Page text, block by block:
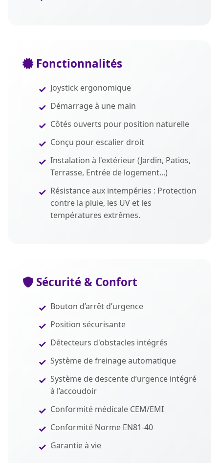
Fonctionnalités
Joystick ergonomique
Démarrage à une main
Côtés ouverts pour position naturelle
Conçu pour escalier droit
Instalation à l'extérieur (Jardin, Patios,
Terrasse, Entrée de logement...)
Résistance aux intempéries : Protection
contre la pluie, les UV et les
températures extrêmes.
Sécurité & Confort
Bouton d’arrêt d’urgence
Position sécurisante
Détecteurs d'obstacles intégrés
Système de freinage automatique
Système de descente d’urgence intégré
à l’accoudoir
Conformité médicale CEM/EMI
Conformité Norme EN81-40
Garantie à vie